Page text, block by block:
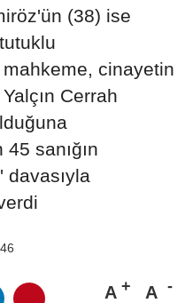
(38) ise
mahkeme, cinayetin
Cerrah
sanığın
davasıyla
A A